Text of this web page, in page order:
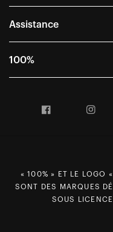
Assistance
Foire aux questions
Conditions générales de
100%
Informations sur
Droit de rétractation
Facebook
« 100% » ET LE LOGO
SONT DES MARQUES
SOUS